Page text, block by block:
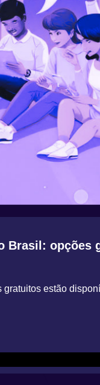
Brasil: opções
gratuitos estão